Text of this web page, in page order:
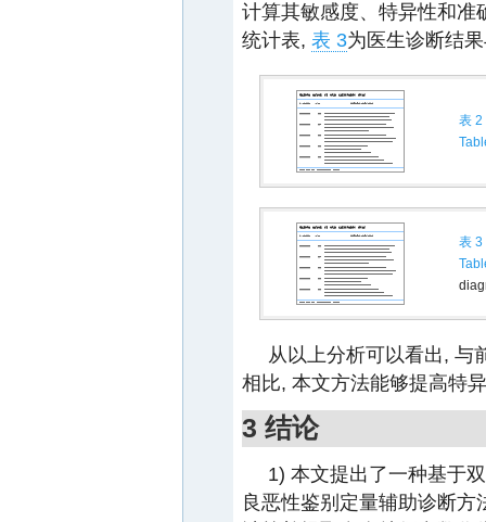
计算其敏感度、特异性和准
统计表, 表 3为医生诊断结
表 2
表 3
从以上分析可以看出, 与
相比, 本文方法能够提高特
3 结论
1) 本文提出了一种基于
良恶性鉴别定量辅助诊断